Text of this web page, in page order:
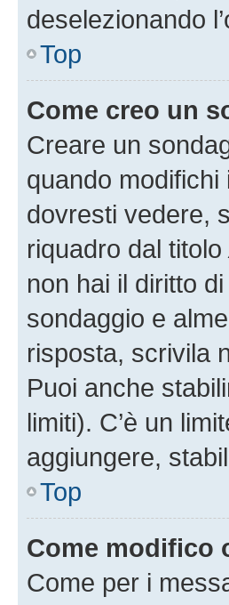
deselezionando
Top
Come creo un
Creare un
quando
dovresti vedere,
riquadro dal titolo
non hai il diritto
sondaggio e
risposta, scrivila
Puoi anche
limiti). C’è un
aggiungere,
Top
Come modifico
Come per i